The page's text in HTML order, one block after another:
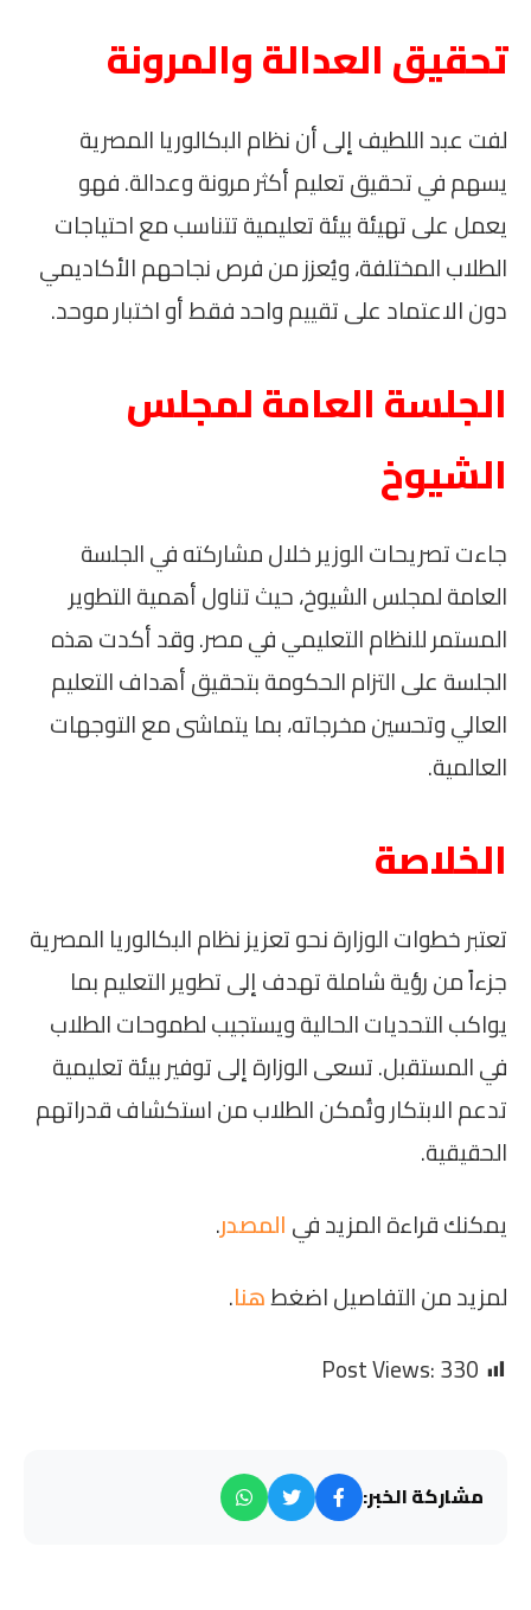
تحقيق العدالة والمرونة
لفت عبد اللطيف إلى أن نظام البكالوريا المصرية
يسهم في تحقيق تعليم أكثر مرونة وعدالة. فهو
يعمل على تهيئة بيئة تعليمية تتناسب مع احتياجات
الطلاب المختلفة، ويُعزز من فرص نجاحهم الأكاديمي
دون الاعتماد على تقييم واحد فقط أو اختبار موحد.
الجلسة العامة لمجلس
الشيوخ
جاءت تصريحات الوزير خلال مشاركته في الجلسة
العامة لمجلس الشيوخ، حيث تناول أهمية التطوير
المستمر للنظام التعليمي في مصر. وقد أكدت هذه
الجلسة على التزام الحكومة بتحقيق أهداف التعليم
العالي وتحسين مخرجاته، بما يتماشى مع التوجهات
العالمية.
الخلاصة
تعتبر خطوات الوزارة نحو تعزيز نظام البكالوريا المصرية
جزءاً من رؤية شاملة تهدف إلى تطوير التعليم بما
يواكب التحديات الحالية ويستجيب لطموحات الطلاب
في المستقبل. تسعى الوزارة إلى توفير بيئة تعليمية
تدعم الابتكار وتُمكن الطلاب من استكشاف قدراتهم
الحقيقية.
يمكنك قراءة المزيد فيالمصدر.
لمزيد من التفاصيل اضغطهنا.
Post Views:330
مشاركة الخبر: